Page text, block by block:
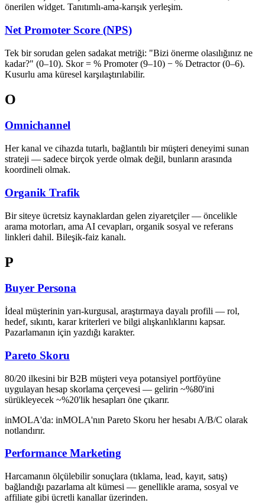
önerilen widget. Tanıtımlı-ama-karışık yerleşim.
Net Promoter Score (NPS)
Tek bir sorudan gelen sadakat metriği: "Bizi önerme olasılığınız ne
kadar?" (0–10). Skor = % Promoter (9–10) − % Detractor (0–6).
Kusurlu ama küresel karşılaştırılabilir.
O
Omnichannel
Her kanal ve cihazda tutarlı, bağlantılı bir müşteri deneyimi sunan
strateji — sadece birçok yerde olmak değil, bunların arasında
koordineli olmak.
Organik Trafik
Bir siteye ücretsiz kaynaklardan gelen ziyaretçiler — öncelikle
arama motorları, ama AI cevapları, organik sosyal ve referans
linkleri dahil. Bileşik-faiz kanalı.
P
Buyer Persona
İdeal müşterinin yarı-kurgusal, araştırmaya dayalı profili — rol,
hedef, sıkıntı, karar kriterleri ve bilgi alışkanlıklarını kapsar.
Pazarlamanın için yazdığı karakter.
Pareto Skoru
80/20 ilkesini bir B2B müşteri veya potansiyel portföyüne
uygulayan hesap skorlama çerçevesi — gelirin ~%80'ini
sürükleyecek ~%20'lik hesapları öne çıkarır.
inMOLA'da: inMOLA'nın Pareto Skoru her hesabı A/B/C olarak
notlandırır.
Performance Marketing
Harcamanın ölçülebilir sonuçlara (tıklama, lead, kayıt, satış)
bağlandığı pazarlama alt kümesi — genellikle arama, sosyal ve
affiliate gibi ücretli kanallar üzerinden.